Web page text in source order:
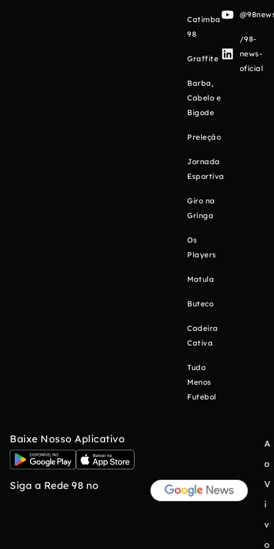
Catimba
98
Graffite
Barba,
Cabelo e
Bigode
Preleção
Jornada
Esportiva
Giro na
Gringa
Os
Players
Matula
Buteco
Cadeira
Cativa
Tudo
Menos
Futebol
/98-
news-
oficial
Baixe Nosso Aplicativo
Siga a Rede 98 no
A
o
V
i
v
o